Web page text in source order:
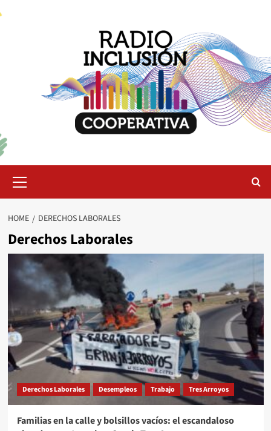
Menu
HOME DERECHOS LABORALES
Derechos Laborales
Derechos Laborales Desempleos Trabajo Tres Arroyos
Familias en la calle y bolsillos vacíos: el escandaloso